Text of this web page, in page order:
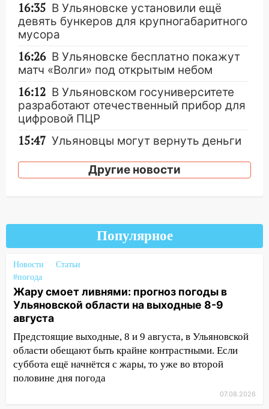
16:35 В Ульяновске установили ещё
девять бункеров для крупногабаритного
мусора
16:26 В Ульяновске бесплатно покажут
матч «Волги» под открытым небом
16:12 В Ульяновском госуниверситете
разработают отечественный прибор для
цифровой ПЦР
15:47 Ульяновцы могут вернуть деньги
клуба «Рекорд-Fitness»
15:27 Прокуратура проверяет
капремонт школы в селе Кивать
15:08
В Кузоватово после прокурорской
проверки обновили разметку на
пешеходных переходах
14:40 На проспекте Гая в Ульяновске
запретили остановку автомобилей на
50-метровом участке
14:22 В Новом городе 8 августа пройдет
большой фестиваль «Наше время» с
Другие новости
Популярное
Новости
Статьи
#погода
Жару смоет ливнями: прогноз погоды в
Ульяновской области на выходные 8-9
августа
Предстоящие выходные, 8 и 9 августа, в Ульяновской
области обещают быть крайне контрастными. Если
суббота ещё начнётся с жары, то уже во второй
половине дня погода
07.08.2026